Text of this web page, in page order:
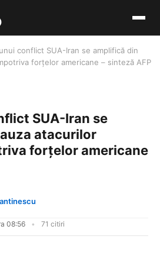
conflict SUA-Iran se amplifică din
forţelor americane – sinteză AFP
SUA-Iran se
atacurilor
forţelor americane
08:56 71 citiri